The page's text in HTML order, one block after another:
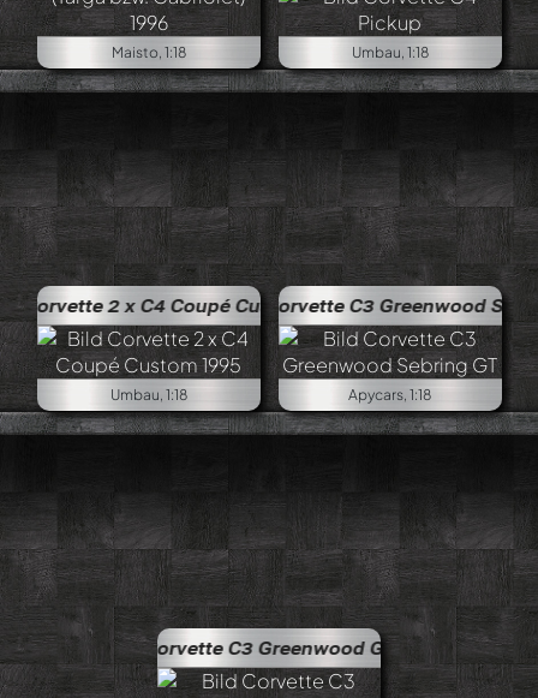
Maisto, 1:18 Umbau, 1:18
Coupé Custom 1995
Umbau, 1:18
Corvette C3 Greenwood Sebring GT
Apycars, 1:18
Corvette C3 Greenwood GTO